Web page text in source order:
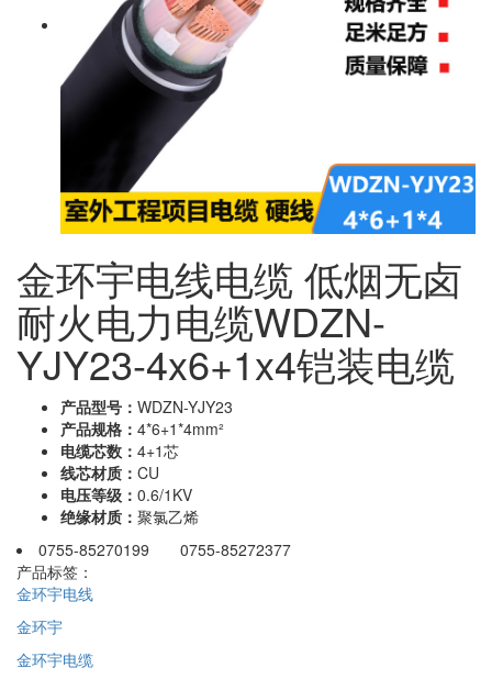
金环宇电线电缆 低烟无卤
耐火电力电缆WDZN-
YJY23-4x6+1x4铠装电缆
产品型号： WDZN-YJY23
产品规格： 4*6+1*4mm²
电缆芯数： 4+1芯
线芯材质： CU
电压等级： 0.6/1KV
绝缘材质： 聚氯乙烯
0755-85270199 0755-85272377
产品标签：
金环宇电线
金环宇
金环宇电缆